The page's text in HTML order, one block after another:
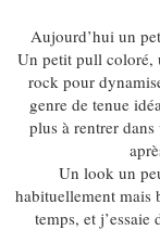
Aujourd’hui un
Un petit pull coloré,
rock pour
genre de tenue
plus à rentrer
Un look un
habituellement mais
temps, et